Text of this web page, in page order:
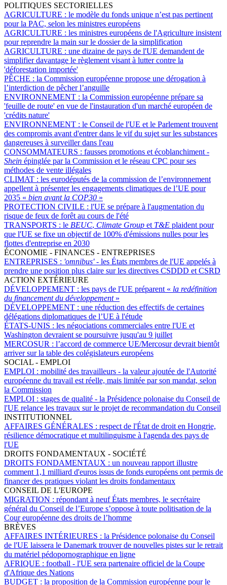
POLITIQUES SECTORIELLES
AGRICULTURE : le modèle du fonds unique n’est pas pertinent
pour la PAC, selon les ministres européens
AGRICULTURE : les ministres européens de l'Agriculture insistent
pour reprendre la main sur le dossier de la simplification
AGRICULTURE : une dizaine de pays de l'UE demandent de
simplifier davantage le règlement visant à lutter contre la
'déforestation importée'
PÊCHE : la Commission européenne propose une dérogation à
l’interdiction de pêcher l’anguille
ENVIRONNEMENT : la Commission européenne prépare sa
'feuille de route' en vue de l'instauration d'un marché européen de
'crédits nature'
ENVIRONNEMENT : le Conseil de l'UE et le Parlement trouvent
des compromis avant d'entrer dans le vif du sujet sur les substances
dangereuses à surveiller dans l'eau
CONSOMMATEURS : fausses promotions et écoblanchiment -
Shein épinglée par la Commission et le réseau CPC pour ses
méthodes de vente illégales
CLIMAT : les eurodéputés de la commission de l’environnement
appellent à présenter les engagements climatiques de l’UE pour
2035 « bien avant la COP30 »
PROTECTION CIVILE : l'UE se prépare à l'augmentation du
risque de feux de forêt au cours de l'été
TRANSPORTS : le BEUC, Climate Group et T&E plaident pour
que l'UE se fixe un objectif de 100% d'émissions nulles pour les
flottes d'entreprise en 2030
ÉCONOMIE - FINANCES - ENTREPRISES
ENTREPRISES : 'omnibus'- les États membres de l'UE appelés à
prendre une position plus claire sur les directives CSDDD et CSRD
ACTION EXTÉRIEURE
DÉVELOPPEMENT : les pays de l'UE préparent « la redéfinition
du financement du développement»
DÉVELOPPEMENT : une réduction des effectifs de certaines
délégations diplomatiques de l’UE à l'étude
ÉTATS-UNIS : les négociations commerciales entre l'UE et
Washington devraient se poursuivre jusqu'au 9 juillet
MERCOSUR : l’accord de commerce UE/Mercosur devrait bientôt
arriver sur la table des colégislateurs européens
SOCIAL - EMPLOI
EMPLOI : mobilité des travailleurs - la valeur ajoutée de l'Autorité
européenne du travail est réelle, mais limitée par son mandat, selon
la Commission
EMPLOI : stages de qualité - la Présidence polonaise du Conseil de
l'UE relance les travaux sur le projet de recommandation du Conseil
INSTITUTIONNEL
AFFAIRES GÉNÉRALES : respect de l'État de droit en Hongrie,
résilience démocratique et multilinguisme à l'agenda des pays de
l'UE
DROITS FONDAMENTAUX - SOCIÉTÉ
DROITS FONDAMENTAUX : un nouveau rapport illustre
comment 1,1 milliard d'euros issus de fonds européens ont permis de
financer des pratiques violant les droits fondamentaux
CONSEIL DE L'EUROPE
MIGRATION : répondant à neuf États membres, le secrétaire
général du Conseil de l’Europe s’oppose à toute politisation de la
Cour européenne des droits de l’homme
BRÈVES
AFFAIRES INTÉRIEURES : la Présidence polonaise du Conseil
de l'UE laissera le Danemark trouver de nouvelles pistes sur le retrait
du matériel pédopornographique en ligne
AFRIQUE : football - l'UE sera partenaire officiel de la Coupe
d'Afrique des Nations
BUDGET : la proposition de la Commission européenne pour le